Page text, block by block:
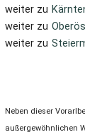
weiter zu
weiter zu
weiter zu
Neben dieser
außergewöhnlichen